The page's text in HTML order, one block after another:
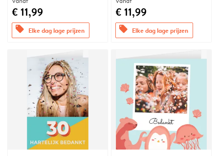
€ 11,99
offers Elke dag lage prijzen
€ 11,99
offers Elke dag lage prijzen